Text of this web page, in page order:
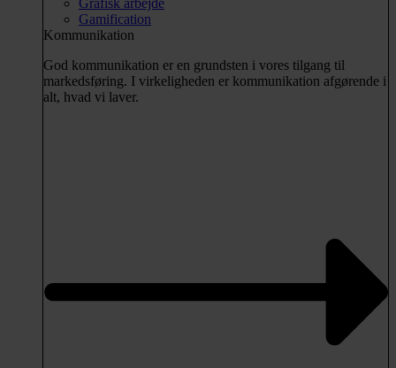
Gamification
Kommunikation
God kommunikation er en grundsten i vores tilgang til
markedsføring. I virkeligheden er kommunikation afgørende i
alt, hvad vi laver.